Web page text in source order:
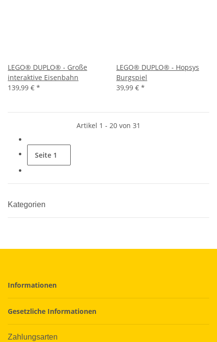
LEGO® DUPLO® - Große
interaktive Eisenbahn
139,99 € *
LEGO® DUPLO® - Hopsys
Burgspiel
39,99 € *
Artikel 1 - 20 von 31
Seite 1
Kategorien
Informationen
Gesetzliche Informationen
Zahlungsarten